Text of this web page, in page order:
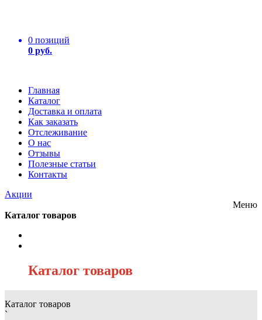
0 позиций
0 руб.
Главная
Каталог
Доставка и оплата
Как заказать
Отслеживание
О нас
Отзывы
Полезные статьи
Контакты
Акции
Меню
Каталог товаров
Каталог товаров
Каталог товаров
`